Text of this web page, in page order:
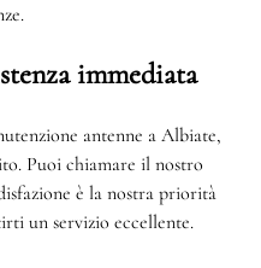
immediata
antenne a Albiate,
Puoi chiamare il nostro
è la nostra priorità
un servizio eccellente.